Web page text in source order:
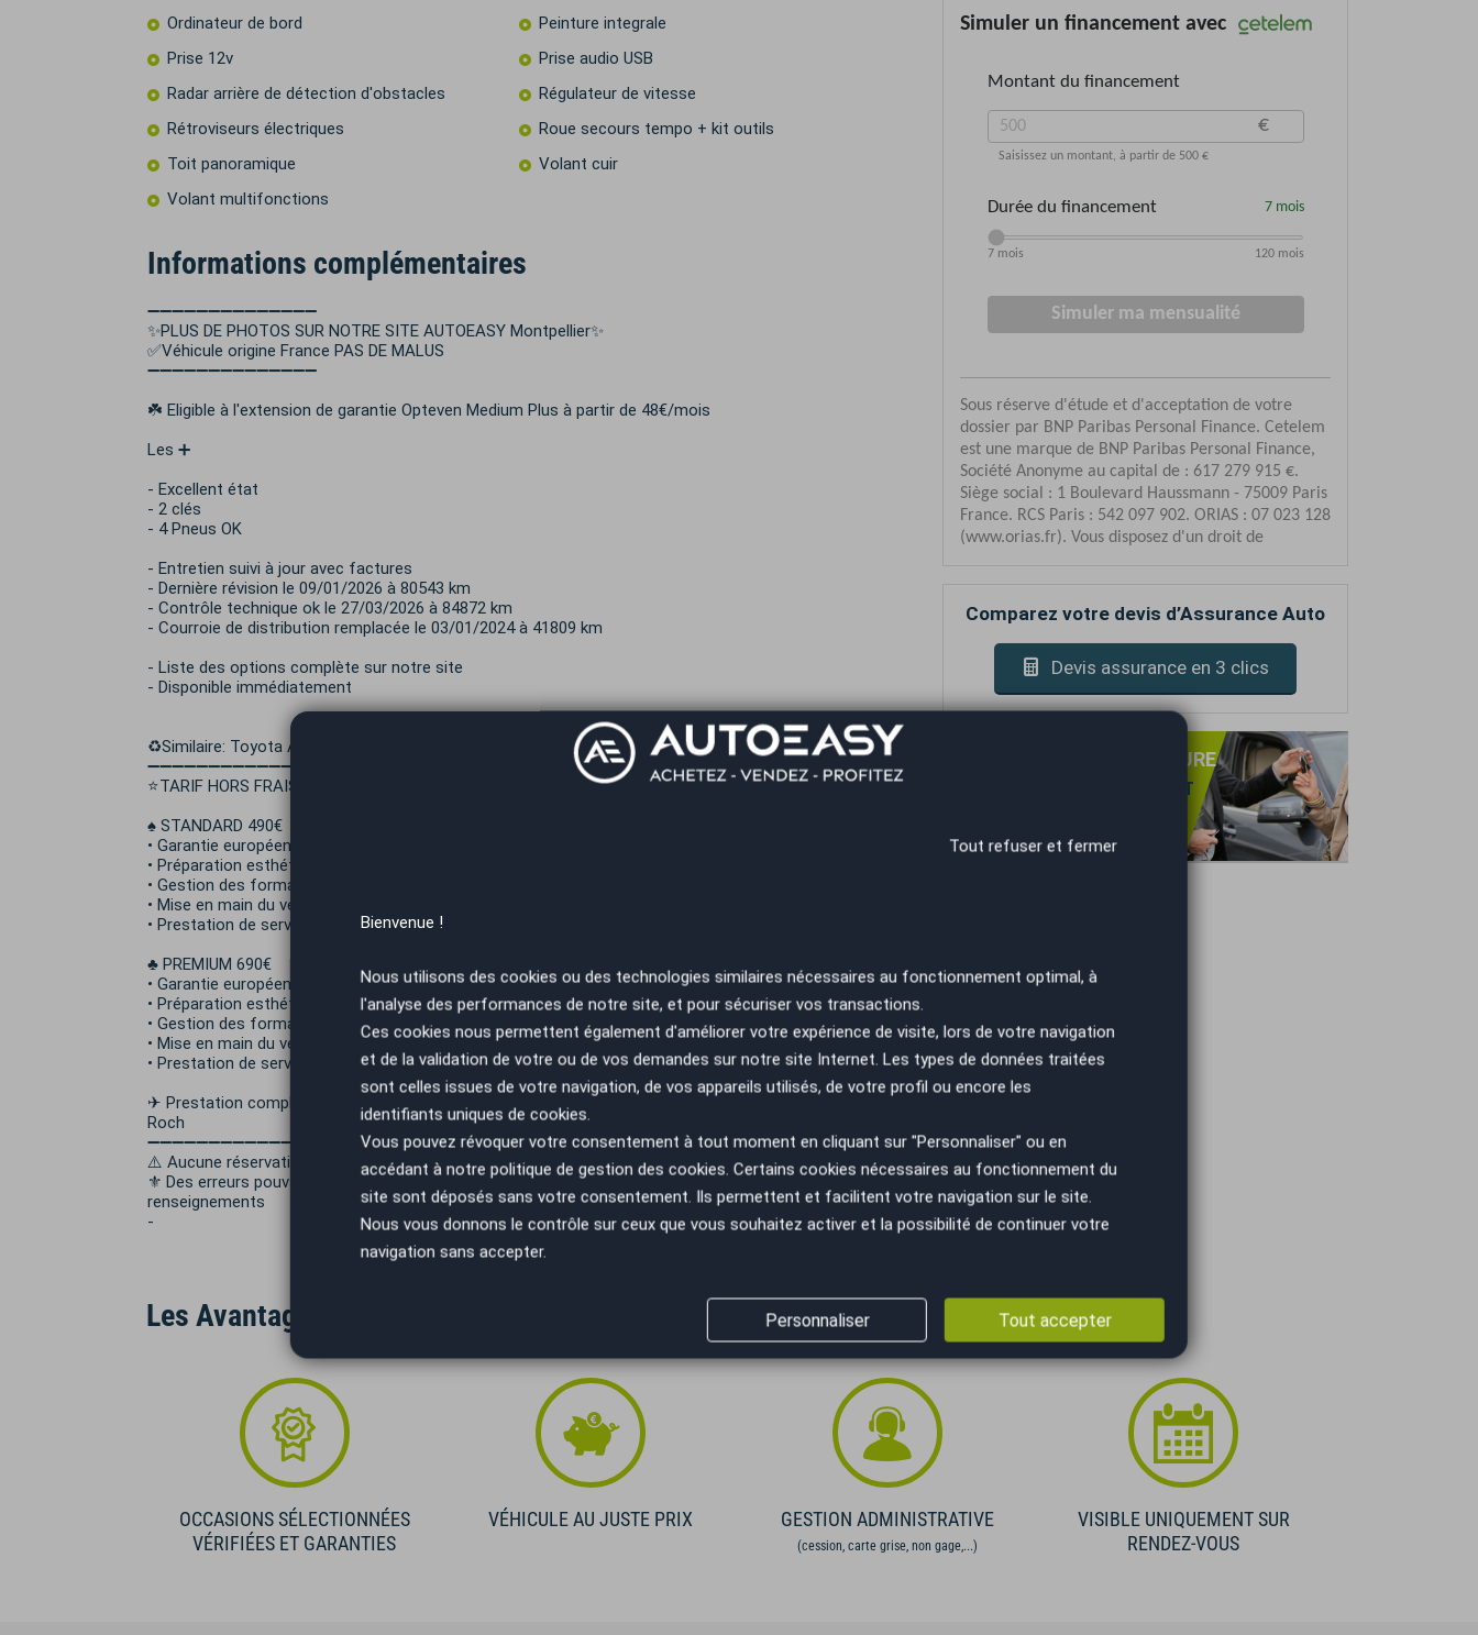
Ordinateur de bord
Peinture integrale
Prise 12v
Prise audio USB
Radar arrière de détection d'obstacles
Régulateur de vitesse
Rétroviseurs électriques
Roue secours tempo + kit outils
Toit panoramique
Volant cuir
Volant multifonctions
Informations complémentaires
➖➖➖➖➖➖➖➖➖➖➖➖➖➖
✨PLUS DE PHOTOS SUR NOTRE SITE AUTOEASY Montpellier✨
✅Véhicule origine France PAS DE MALUS
➖➖➖➖➖➖➖➖➖➖➖➖➖➖
☘️ Eligible à l'extension de garantie Opteven Medium Plus à partir de 48€/mois
Les ➕
- Excellent état
- 2 clés
- 4 Pneus OK
- Entretien suivi à jour avec factures
- Dernière révision le 09/01/2026 à 80543 km
- Contrôle technique ok le 27/03/2026 à 84872 km
- Courroie de distribution remplacée le 03/01/2024 à 41809 km
- Liste des options complète sur notre site
- Disponible immédiatement
♻️Similaire: Toyota Aygo Yaris, Peugeot 106 107 108 , Citroen C1 C2 Hyundai i10 , Picanto , FIAT 500..
➖➖➖➖➖➖➖➖➖➖➖➖➖➖
⭐TARIF HORS FRAIS DE MISE A LA ROUTE ET TAXE FISCALE DE CARTE GRISE
♠️ STANDARD 490€
• Garantie européenne 6 mois (extension possible)
• Préparation esthétique standard intérieur / extérieur
• Gestion des formalités administratives
• Mise en main du véhicule
• Prestation de service carte grise offerte (hors taxes fiscales)
♣️ PREMIUM 690€
• Garantie européenne 12 mois (extension possible)
• Préparation esthétique Prémium intérieur / extérieur
• Gestion des formalités administratives
• Mise en main du véhicule
• Prestation de service carte grise offerte (hors taxes fiscales)
✈ Prestation complémentaire: Nous pouvons vous récupérer proche de la gare SNCF Montpellier St
Roch
➖➖➖➖➖➖➖➖➖➖➖➖➖➖
⚠️ Aucune réservation ne sera acceptée sans acompte ✍
⚜️ Des erreurs pouvant se glisser dans nos annonces merci de nous contacter pour plus de
renseignements
-
Comparez votre devis d’Assurance Auto
Devis assurance en 3 clics
REPRISE DE VOTRE VOITURE
SANS OBLIGATION D'ACHAT
Les Avantages AutoEasy
OCCASIONS SÉLECTIONNÉES
VÉRIFIÉES ET GARANTIES
VÉHICULE AU JUSTE PRIX GESTION ADMINISTRATIVE
(cession, carte grise, non gage,...)
VISIBLE UNIQUEMENT SUR
RENDEZ-VOUS
Tout refuser et fermer
Bienvenue !
Nous utilisons des cookies ou des technologies similaires nécessaires au fonctionnement optimal, à
l'analyse des performances de notre site, et pour sécuriser vos transactions.
Ces cookies nous permettent également d'améliorer votre expérience de visite, lors de votre navigation
et de la validation de votre ou de vos demandes sur notre site Internet. Les types de données traitées
sont celles issues de votre navigation, de vos appareils utilisés, de votre profil ou encore les
identifiants uniques de cookies.
Vous pouvez révoquer votre consentement à tout moment en cliquant sur "Personnaliser" ou en
accédant à notre politique de gestion des cookies. Certains cookies nécessaires au fonctionnement du
site sont déposés sans votre consentement. Ils permettent et facilitent votre navigation sur le site.
Nous vous donnons le contrôle sur ceux que vous souhaitez activer et la possibilité de continuer votre
navigation sans accepter.
Tout accepter
Personnaliser